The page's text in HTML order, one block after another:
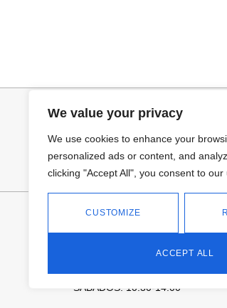
We value your privacy
We use cookies to enhance your
personalized ads or content, and
clicking "Accept All", you consent to our
CUSTOMIZE
ACCEPT ALL
FANTASÍA - TIENDA
Avd Don Antonio Huertas, 74
13700 Tomelloso (Ciudad Real)
Teléfono: 618 11 75 02
L a V: 10:30-14:00 | 18:00-21:00
SÁBADOS: 10.30-14:00